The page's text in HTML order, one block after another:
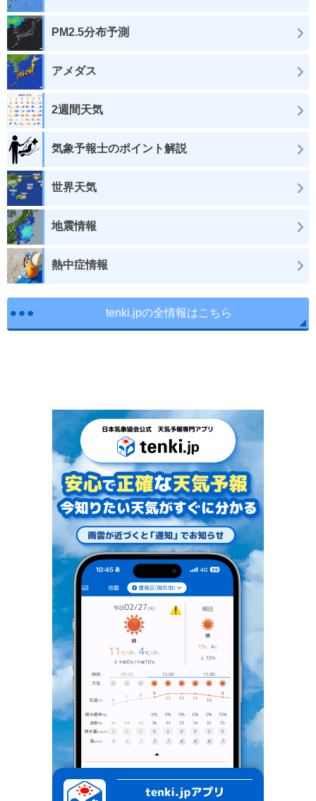
PM2.5分布予測
アメダス
2週間天気
気象予報士のポイント解説
世界天気
地震情報
熱中症情報
tenki.jpの全情報はこちら